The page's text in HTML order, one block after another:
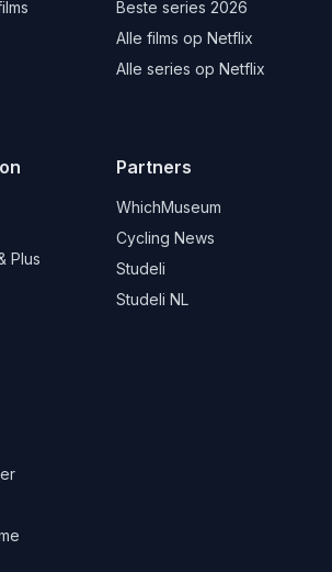
Beste series 2026
Alle films op Netflix
Alle series op Netflix
Plus
Partners
WhichMuseum
Cycling News
Studeli
Studeli NL